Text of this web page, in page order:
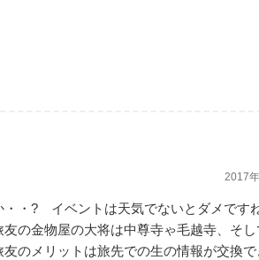
2017
・・? イベントは天気でないとダメです
金物屋の大将は中尊寺ゃ毛越寺、そし
のメリットは旅先での生の情報が交換